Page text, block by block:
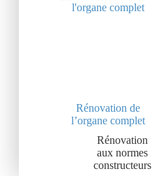
Rénovation de
l’organe complet
Rénovation
aux normes
constructeurs